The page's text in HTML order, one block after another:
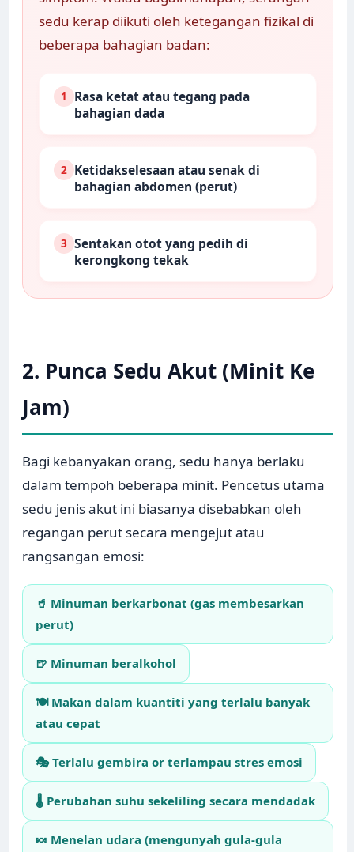
sedu kerap diikuti oleh ketegangan fizikal di
beberapa bahagian badan:
1
Rasa ketat atau tegang pada
bahagian dada
2 Ketidakselesaan atau senak di
bahagian abdomen (perut)
3 Sentakan otot yang pedih di
kerongkong tekak
2. Punca Sedu Akut (Minit Ke
Jam)
Bagi kebanyakan orang, sedu hanya berlaku
dalam tempoh beberapa minit. Pencetus utama
sedu jenis akut ini biasanya disebabkan oleh
regangan perut secara mengejut atau
rangsangan emosi:
🥤 Minuman berkarbonat (gas membesarkan
perut)
🍺 Minuman beralkohol
🍽️ Makan dalam kuantiti yang terlalu banyak
atau cepat
🎭 Terlalu gembira or terlampau stres emosi
🌡️ Perubahan suhu sekeliling secara mendadak
🍬 Menelan udara (mengunyah gula-gula